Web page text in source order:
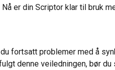
Nå er din Scriptor klar til bruk
du fortsatt problemer med å
denne veiledningen, bør